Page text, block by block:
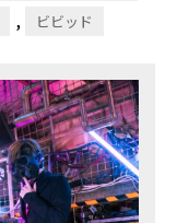
, ビビッド